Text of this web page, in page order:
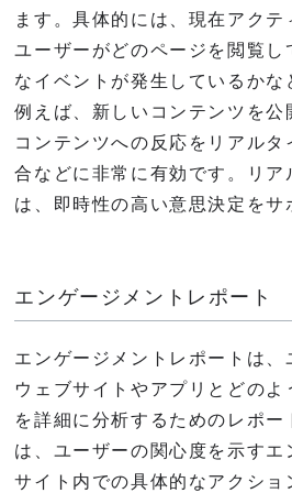
ます。具体的には、現在アクテ
ユーザーがどのページを閲覧し
なイベントが発生しているかな
例えば、新しいコンテンツを公
コンテンツへの反応をリアル
合などに非常に有効です。リア
は、即時性の高い意思決定をサ
エンゲージメントレポート
エンゲージメントレポートは、
ウェブサイトやアプリとどの
を詳細に分析するためのレポー
は、ユーザーの関心度を示すエ
サイト内での具体的なアクショ